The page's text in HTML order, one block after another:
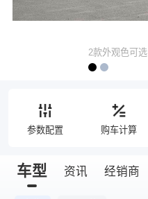
2款外观色可选
参数配置 购车计算
车型 资讯 经销商